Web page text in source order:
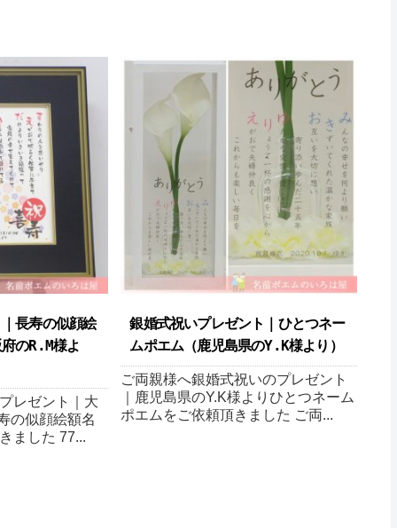
長寿の似顔絵
のR.M様よ
レゼント｜大
の似顔絵額名
ました 77...
銀婚式祝いプレゼント｜ひとつネー
ムポエム（鹿児島県のY.K様より ）
ご両親様へ銀婚式祝いのプレゼント
｜鹿児島県のY.K様よりひとつネーム
ポエムをご依頼頂きました ご両...